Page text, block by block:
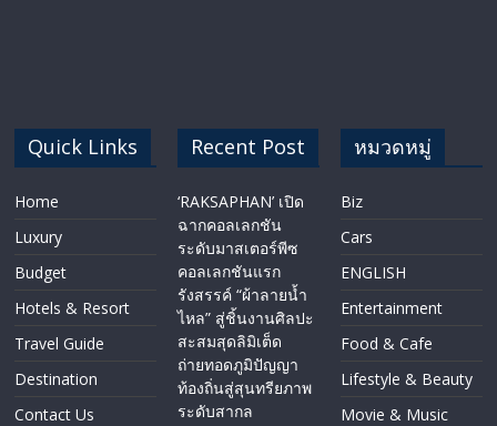
Quick Links
Home
Luxury
Budget
Hotels & Resort
Travel Guide
Destination
Contact Us
Recent Post
‘RAKSAPHAN’ เปิด
ฉากคอลเลกชัน
ระดับมาสเตอร์พีซ
คอลเลกชันแรก
รังสรรค์ “ผ้าลายน้ำ
ไหล” สู่ชิ้นงานศิลปะ
สะสมสุดลิมิเต็ด
ถ่ายทอดภูมิปัญญา
ท้องถิ่นสู่สุนทรียภาพ
ระดับสากล
หมวดหมู่
Biz
Cars
ENGLISH​
Entertainment
Food & Cafe
Lifestyle & Beauty
Movie & Music